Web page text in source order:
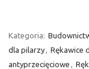
Kategoria:
dla pilarzy, Rękawice
antyprzecięciowe ,